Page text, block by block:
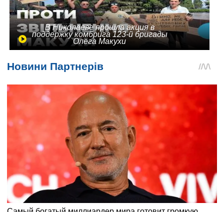
В Николаеве прошла акция в
поддержку комбрига 123-й бригады
Олега Макухи